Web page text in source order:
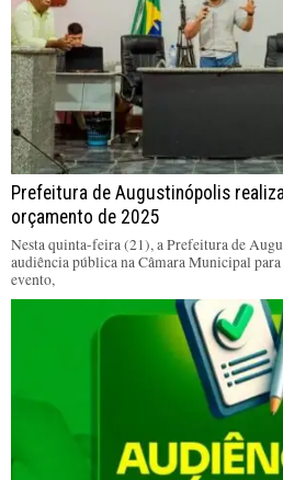
Prefeitura de Augustinópolis
orçamento de 2025
Nesta quinta-feira (21), a Prefeitura de
audiência pública na Câmara Municipal
evento,